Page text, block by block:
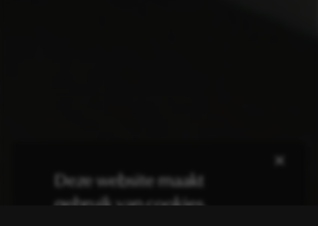
×
Deze website maakt
gebruik van cookies.